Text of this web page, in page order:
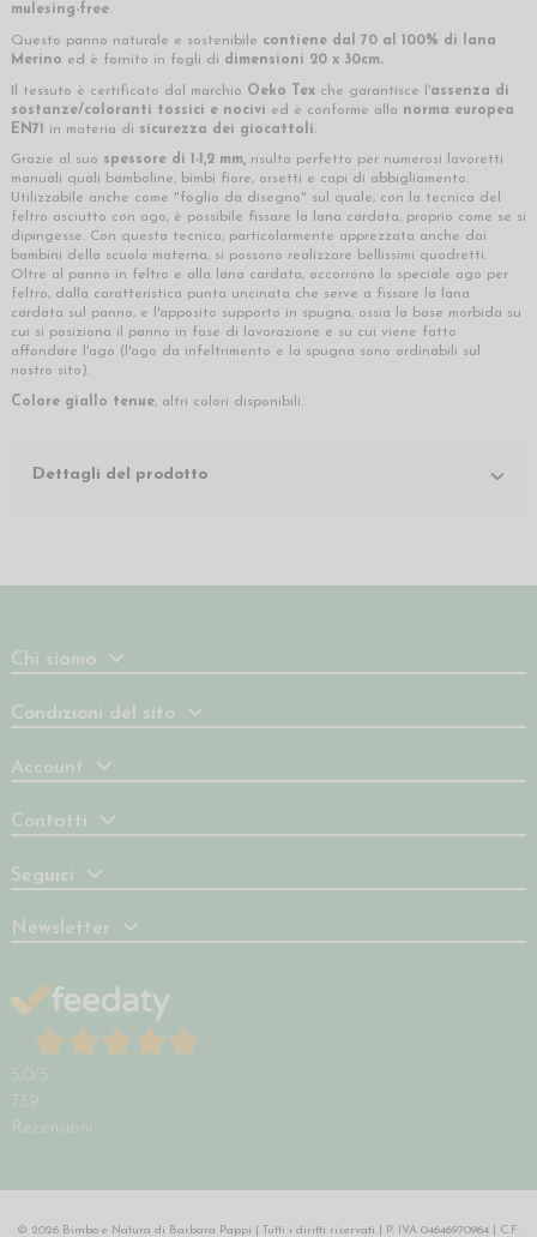
mulesing-free.
Questo panno naturale e sostenibile contiene dal 70 al 100% di lana
Merino ed è fornito in fogli di dimensioni 20 x 30cm.
Il tessuto è certificato dal marchio Oeko Tex che garantisce l'assenza di
sostanze/coloranti tossici e nocivi ed è conforme alla norma europea
EN71
in materia di sicurezza dei giocattoli.
Grazie al suo spessore di 1-1,2 mm, risulta perfetto per numerosi lavoretti
manuali quali bamboline, bimbi fiore, orsetti e capi di abbigliamento.
Utilizzabile anche come "foglio da disegno" sul quale, con la tecnica del
feltro asciutto con ago, è possibile fissare la lana cardata, proprio come se si
dipingesse. Con questa tecnica, particolarmente apprezzata anche dai
bambini della scuola materna, si possono realizzare bellissimi quadretti.
Oltre al panno in feltro e alla lana cardata, occorrono lo speciale ago per
feltro, dalla caratteristica punta uncinata che serve a fissare la lana
cardata sul panno, e l'apposito supporto in spugna, ossia la base morbida su
cui si posiziona il panno in fase di lavorazione e su cui viene fatto
affondare l'ago (l'ago da infeltrimento e la spugna sono ordinabili sul
nostro sito).
Colore giallo tenue, altri colori disponibili.
Dettagli del prodotto
Chi siamo
Condizioni del sito
Account
Contatti
Seguici
Newsletter
5,0 /5
739
Recensioni
© 2026 Bimbo e Natura di Barbara Pappi | Tutti i diritti riservati | P. IVA 04646970964 | C.F.